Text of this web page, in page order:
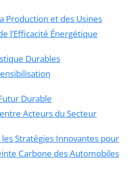
Production et des Usines
l’Efficacité Énergétique
Durables
Durable
Acteurs du Secteur
Stratégies Innovantes pour
Carbone des Automobiles